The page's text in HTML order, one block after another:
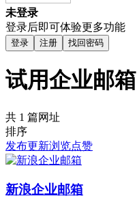
未登录
登录后即可体验更多功能
登录 注册 找回密码
试用企业邮箱
共 1 篇网址
排序
发布更新浏览点赞
新浪企业邮箱